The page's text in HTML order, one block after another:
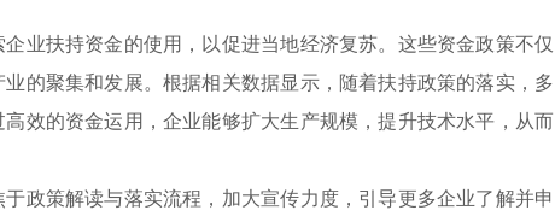
业扶持资金的使用，以促进当地经济复苏。这些资金政策不仅
的聚集和发展。根据相关数据显示，随着扶持政策的落实，多
效的资金运用，企业能够扩大生产规模，提升技术水平，从而
政策解读与落实流程，加大宣传力度，引导更多企业了解并申